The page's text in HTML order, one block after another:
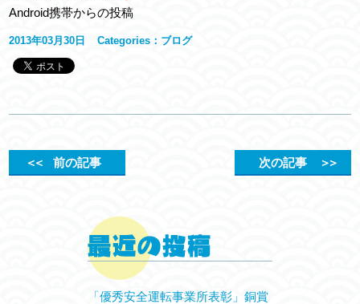
Android携帯からの投稿
2013年03月30日 Categories： ブログ
＜＜前の記事 次の記事 ＞＞
「優秀安全運転事業所表彰」銅賞